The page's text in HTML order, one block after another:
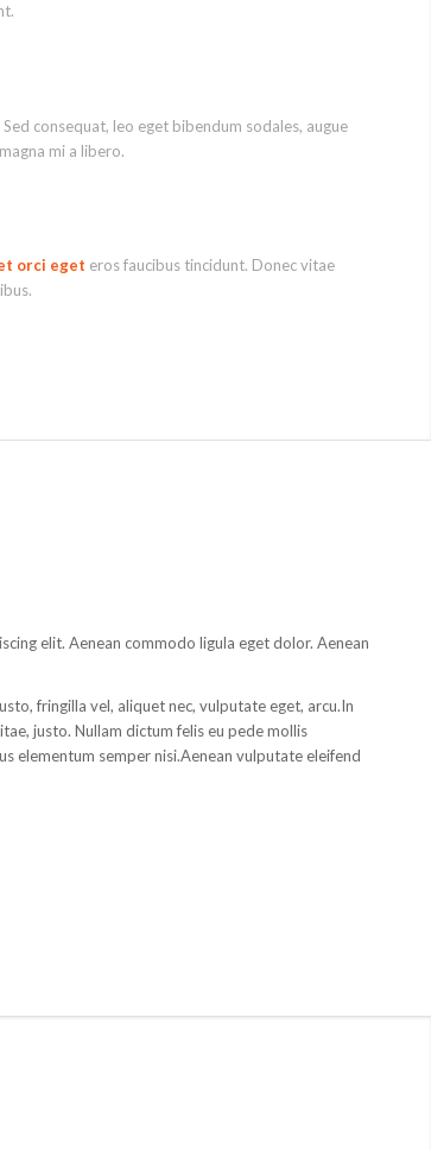
consequat, leo eget bibendum sodales, augue
mi a libero.
orci eget eros faucibus tincidunt. Donec vitae
elit. Aenean commodo ligula eget dolor. Aenean
fringilla vel, aliquet nec, vulputate eget, arcu.In
justo. Nullam dictum felis eu pede mollis
elementum semper nisi.Aenean vulputate eleifend